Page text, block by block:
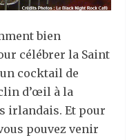
bien
célébrer la Saint
cocktail de
d’œil à la
irlandais. Et pour
pouvez venir